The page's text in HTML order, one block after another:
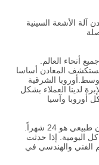
الأشعة السينية
أنحاء العالم.
المعادن أساسا
الشرقية
لدينا العملاء بشكل
أوروبا وآسيا
:العميل أولاً هو مبدأنا دائماً. جميع منتجاتنا ضمان طبيعي هو 24 شهراً.
اليومية. إذا حدثت
الفني والهندسي في